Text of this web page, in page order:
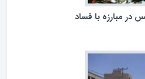
در مبارزه با فساد